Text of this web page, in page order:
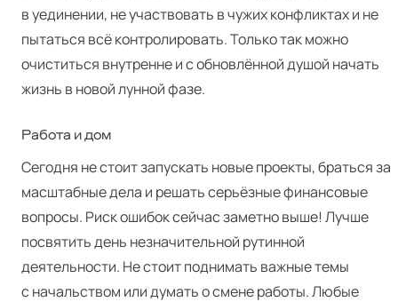
в уединении, не участвовать в чужих конфликтах и не
пытаться всё контролировать. Только так можно
очиститься внутренне и с обновлённой душой начать
жизнь в новой лунной фазе.
Работа и дом
Сегодня не стоит запускать новые проекты, браться за
масштабные дела и решать серьёзные финансовые
вопросы. Риск ошибок сейчас заметно выше! Лучше
посвятить день незначительной рутинной
деятельности. Не стоит поднимать важные темы
с начальством или думать о смене работы. Любые